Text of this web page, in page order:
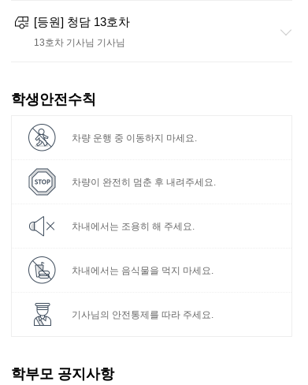
[등원] 청담 13호차
13호차 기사님 기사님
학생안전수칙
차량 운행 중 이동하지 마세요.
차량이 완전히 멈춘 후 내려주세요.
차내에서는 조용히 해 주세요.
차내에서는 음식물을 먹지 마세요.
기사님의 안전통제를 따라 주세요.
학부모 공지사항